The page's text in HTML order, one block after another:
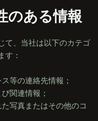
のある情報
て、当社は以下のカテゴ
す：
等の連絡先情報；
関連情報；
写真またはその他のコ